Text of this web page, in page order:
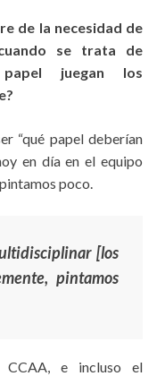
de la necesidad de
se trata de
juegan los
“qué papel deberían
en día en el equipo
poco.
[los
pintamos
CCAA, e incluso el